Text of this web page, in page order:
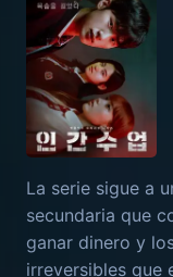
La serie sigue a
secundaria que
ganar dinero y
irreversibles que